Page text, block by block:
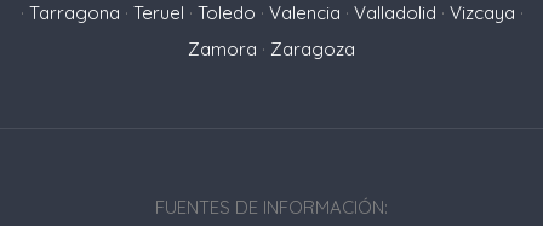
· Tarragona · Teruel · Toledo · Valencia · Valladolid · Vizcaya ·
Zamora · Zaragoza
FUENTES DE INFORMACIÓN: